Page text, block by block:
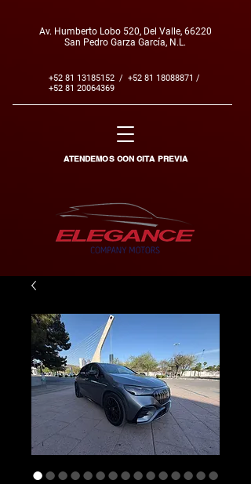
Av. Humberto Lobo 520, Del Valle, 66220
San Pedro Garza García, N.L.
+52 81 13185152 / +52 81 18088871 /
+52 81 20064369
ATENDEMOS CON CITA PREVIA